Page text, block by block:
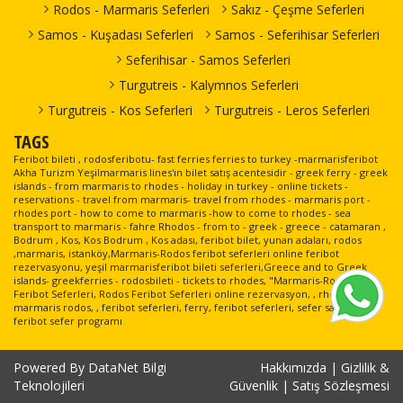
Meis(Kastellorizo)
Limanı > Kaş Limanı
29.08.2026
16:30-16:45
Meis Express
Feribot
Limanı > Kaş Limanı
29.08.2026
Cumartesi
23:00-23:15
Feribot
Limanı > Kaş Limanı
23:00-23:07
Feribot
Meis(Kastellorizo)
Limanı > Kaş Limanı
30.08.2026
Pazar
16:00-16:07
Kahramanlar
Fast Ferry
Feribot
Meis(Kastellorizo)
Limanı > Kaş Limanı
30.08.2026
Pazar
16:00-16:15
Meis Express
Feribot
Meis(Kastellorizo)
Limanı > Kaş Limanı
31.08.2026
Pazartesi
Kahramanlar
Fast Ferry
Meis(Kastellorizo)
Limanı > Kaş Limanı
31.08.2026
Pazartesi
Kahramanlar
Fast Ferry
Feribot
Kaş Limanı >
Meis(Kastellorizo)
Limanı
26.08.2026
Çarşamba
17:45-17:52
Kahramanlar
Fast Ferry
Feribot
Meis(Kastellorizo)
Limanı
26.08.2026
Çarşamba
18:00-18:15
Meis Express
Feribot
Meis(Kastellorizo)
Limanı
09:30-09:37
Feribot
Kaş Limanı >
Meis(Kastellorizo)
Limanı
27.08.2026
Perşembe
10:00-10:15
Meis Express
Feribot
Kaş Limanı >
Meis(Kastellorizo)
Limanı
28.08.2026
Cuma
09:30-09:45
Meis Express
Feribot
Kaş Limanı >
Meis(Kastellorizo)
Limanı
28.08.2026
Cuma
Kahramanlar
Fast Ferry
Meis(Kastellorizo)
Limanı
Meis Express
Feribot
Rodos - Marmaris Seferleri
Sakız - Çeşme Seferleri
Samos - Kuşadası Seferleri
Samos - Seferihisar Seferleri
Seferihisar - Samos Seferleri
Turgutreis - Kalymnos Seferleri
Turgutreis - Kos Seferleri
Turgutreis - Leros Seferleri
TAGS
Feribot bileti , rodosferibotu- fast ferries ferries to turkey -marmarisferibot
Akha Turizm Yeşilmarmaris lines'ın bilet satış acentesidir - greek ferry - greek
islands - from marmaris to rhodes - holiday in turkey - online tickets -
reservations - travel from marmaris- travel from rhodes - marmaris port -
rhodes port - how to come to marmaris -how to come to rhodes - sea
transport to marmaris - fahre Rhodos - from to - greek - greece - catamaran ,
Bodrum , Kos, Kos Bodrum , Kos adası, feribot bilet, yunan adaları, rodos
,marmaris, istanköy,Marmaris-Rodos feribot seferleri online feribot
rezervasyonu, yeşil marmarisferibot bileti seferleri,Greece and to Greek
islands- greekferries - rodosbileti - tickets to rhodes, "Marmaris-Rodos
Feribot Seferleri, Rodos Feribot Seferleri online rezervasyon, , rhodes, ,
marmaris rodos, , feribot seferleri, ferry, feribot seferleri, sefer saatleri,
feribot sefer programı
Powered By DataNet Bilgi
Teknolojileri
Hakkımızda | Gizlilik &
Güvenlik | Satış Sözleşmesi